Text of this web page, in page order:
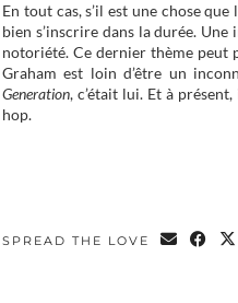
En tout cas, s’il est une chose que
bien s’inscrire dans la durée.
notoriété. Ce dernier thème peut
Graham est loin d’être un
Generation, c’était lui. Et à
hop.
SPREAD THE LOVE